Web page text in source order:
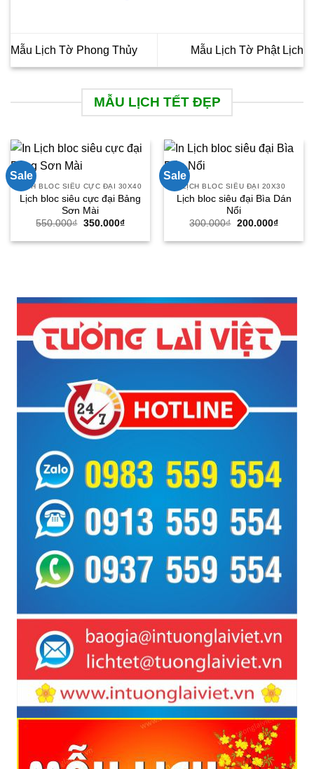
Mẫu Lịch Tờ Phong Thủy Mẫu Lịch Tờ Phật Lịch
MẪU LỊCH TẾT ĐẸP
Sale
LỊCH BLOC SIÊU CỰC ĐẠI 30X40
Lịch bloc siêu cực đại Bảng
Sơn Mài
550.000₫ Giá
là:
350.000₫Giá
tại
Sale
LỊCH BLOC SIÊU ĐẠI 20X30
Lịch bloc siêu đại Bìa Dán
Nổi
300.000₫ Giá
là:
200.000₫Giá
tại